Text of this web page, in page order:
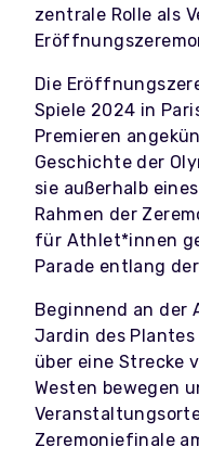
zentrale Rolle als
Die
Spiele 2024 in
Premieren
Geschichte der
sie außerhalb
Rahmen der
für Athlet*innen
Parade entlang
Beginnend an der
Jardin des
über eine Strecke
Westen bewegen
Zeremoniefinale